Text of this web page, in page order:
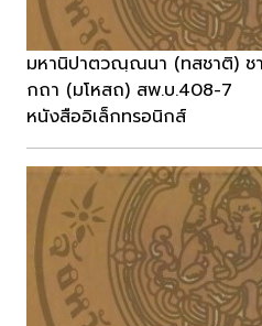
มหานิปาตวณฺณนา (ทสชาติ)
กถา (มโหสถ) สพ.บ.408-7
หนังสืออิเล็กทรอนิกส์